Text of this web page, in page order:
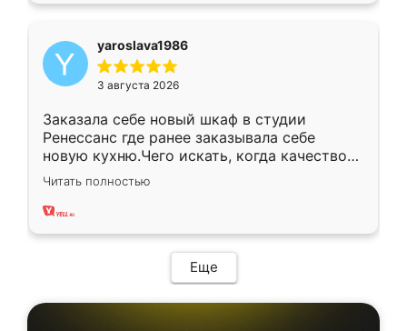
yaroslava1986
3 августа 2026
Заказала себе новый шкаф в студии
Ренессанс где ранее заказывала себе
новую кухню.Чего искать, когда качеством
вполне довольна. Служит кухня уже почти
два года, нареканий нет.
Читать полностью
Еще